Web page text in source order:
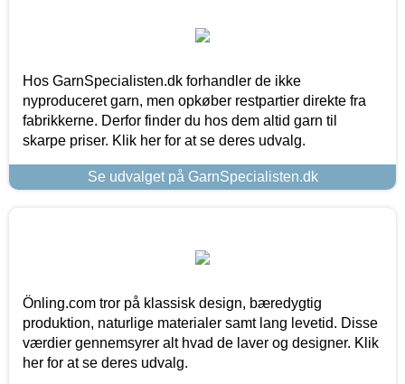
Hos GarnSpecialisten.dk forhandler de ikke
nyproduceret garn, men opkøber restpartier direkte fra
fabrikkerne. Derfor finder du hos dem altid garn til
skarpe priser. Klik her for at se deres udvalg.
Se udvalget på GarnSpecialisten.dk
Önling.com tror på klassisk design, bæredygtig
produktion, naturlige materialer samt lang levetid. Disse
værdier gennemsyrer alt hvad de laver og designer. Klik
her for at se deres udvalg.